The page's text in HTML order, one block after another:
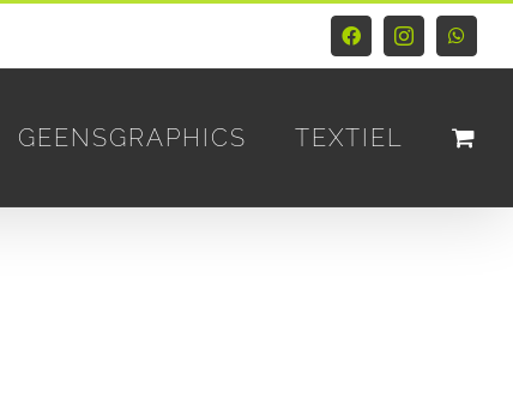
FacebookInstagram
GEENSGRAPHICS TEXTIEL